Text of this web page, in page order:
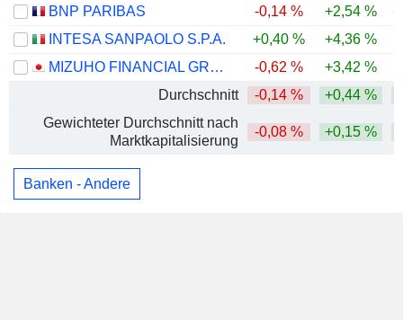
BNP PARIBAS
-0,14 % +2,54 %
INTESA SANPAOLO S.P.A.
+0,40 % +4,36 %
MIZUHO FINANCIAL GROUP, INC.
-0,62 % +3,42 %
Durchschnitt
-0,14 % +0,44 %
Gewichteter Durchschnitt nach
Marktkapitalisierung
-0,08 % +0,15 %
Banken - Andere